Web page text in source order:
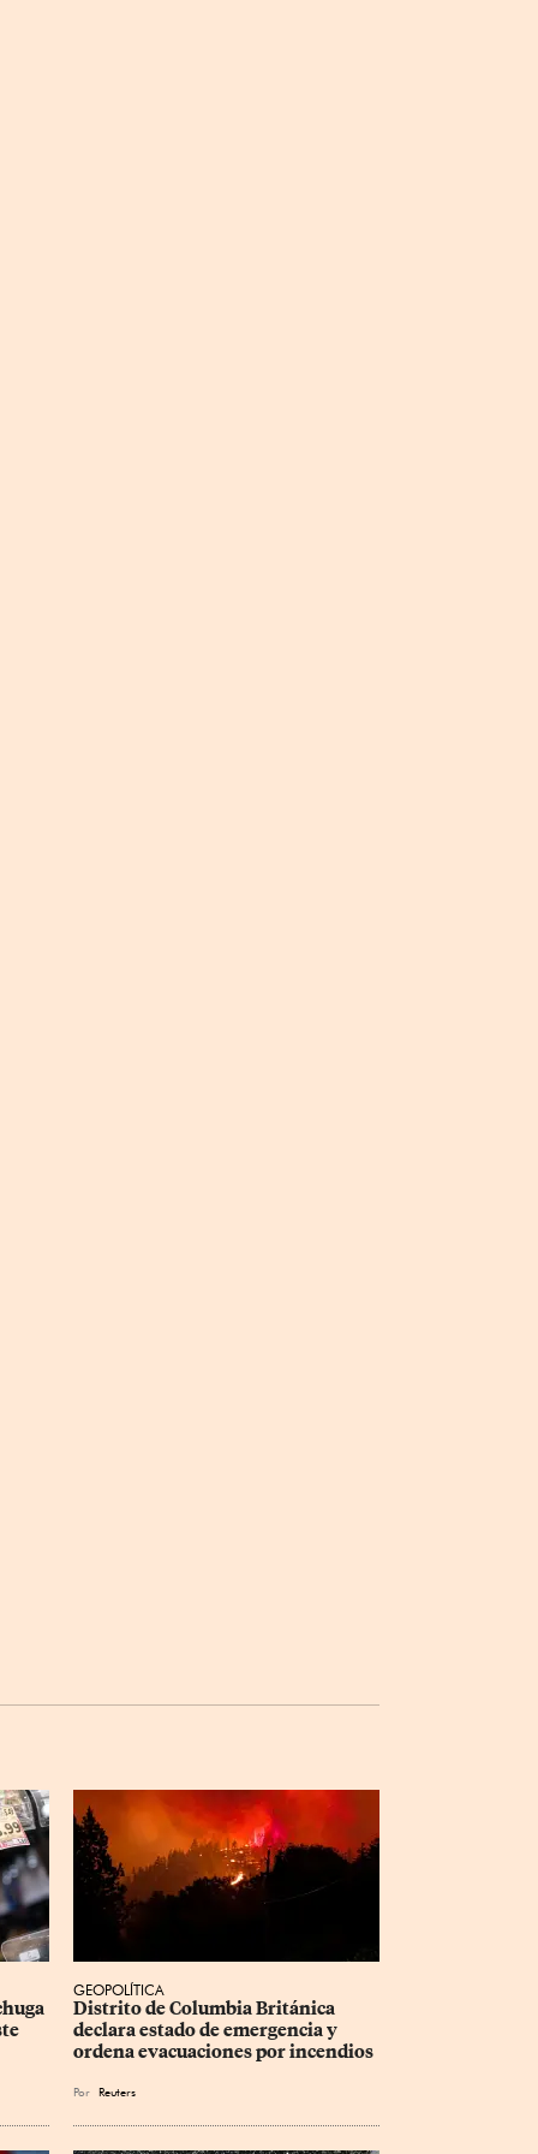
GEOPOLÍTICA
Distrito de Columbia Británica
declara estado de emergencia y
ordena evacuaciones por incendios
Por Reuters